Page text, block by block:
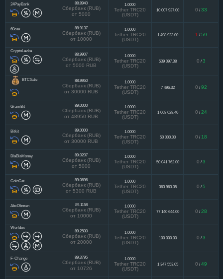
24PayBank 88.8940
Сбербанк (RUB)
от 5000
1.0000
Tether TRC20
(USDT)
10 007 937.00 0 / 33
60сек 88.9137
Сбербанк (RUB)
от 10000
1.0000
Tether TRC20
(USDT)
1 498 923.00 1 / 59
CryptoLavka
88.9907
Сбербанк (RUB)
от 5000 RUB
1.0000
Tether TRC20
(USDT)
539 097.38 0 / 3
BTCSale 88.9950
Сбербанк (RUB)
от 30000 RUB
1.0000
Tether TRC20
(USDT)
7 496.32 0 / 92
GramBit 89.0000
Сбербанк (RUB)
от 48950 RUB
1.0000
Tether TRC20
(USDT)
1 068 628.40 0 / 24
Bitkit 89.0000
Сбербанк (RUB)
от 30000 RUB
1.0000
Tether TRC20
(USDT)
50 000.00 0 / 18
BlaBlaMoney 89.0207
Сбербанк (RUB)
от 5000
1.0000
Tether TRC20
(USDT)
50 041 762.00 0 / 3
CoinCat 89.0696
Сбербанк (RUB)
от 5300 RUB
1.0000
Tether TRC20
(USDT)
363 963.35 0 / 5
AbcObmen 89.1158
Сбербанк (RUB)
от 10000
1.0000
Tether TRC20
(USDT)
77 140 644.00 0 / 28
Worldex
89.2500
Сбербанк (RUB)
от 20000
1.0000
Tether TRC20
(USDT)
100 000.00 0 / 3
F-Change 89.3795
Сбербанк (RUB)
от 10726
1.0000
Tether TRC20
(USDT)
1 347 553.05 0 / 49